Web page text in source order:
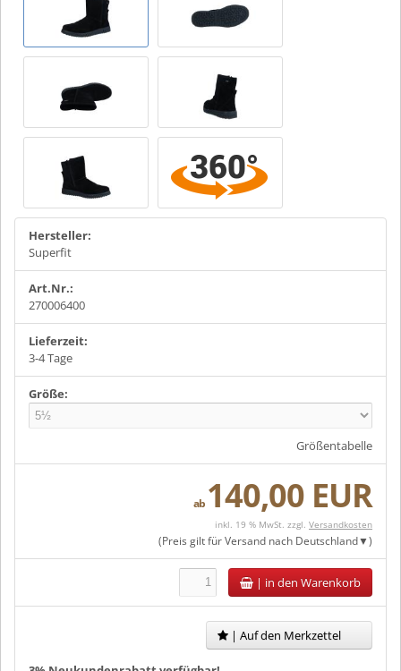
Hersteller:
Superfit
Art.Nr.:
270006400
Lieferzeit:
3-4 Tage
Größe:
Größentabelle
ab 140,00 EUR
inkl. 19 % MwSt. zzgl. Versandkosten
(Preis gilt für Versand nach Deutschland )
| in den Warenkorb
| Auf den Merkzettel